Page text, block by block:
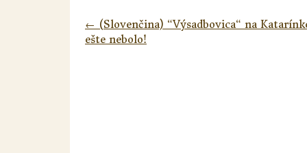
Post
navigation
← (Slovenčina) “Výsadbovica“ na
ešte nebolo!